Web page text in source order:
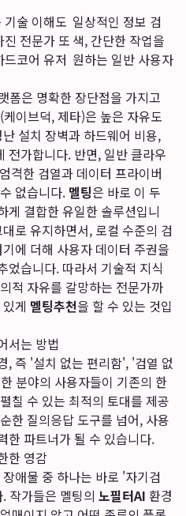
기술 이해도
진 전문가 또
드코어 유저
일상적인 정보 검
색, 간단한 작업을
원하는 일반 사용자
폼은 명확한 장단점을 가지고
이브덕, 제타)은 높은 자유도
설치 장벽과 하드웨어 비용,
전가합니다. 반면, 일반 클라우
격한 검열과 데이터 프라이버
없습니다. 멜팅은 바로 이 두
게 결합한 유일한 솔루션입니
로 유지하면서, 로컬 수준의 검
에 더해 사용자 데이터 주권을
었습니다. 따라서 기술적 지식
적 자유를 갈망하는 전문가까
게 멜팅추천을 할 수 있는 것입
서는 방법
, 즉 '설치 없는 편리함', '검열 없
분야의 사용자들이 기존의 한
칠 수 있는 최적의 토대를 제공
한 질의응답 도구를 넘어, 사용
한 파트너가 될 수 있습니다.
한 영감
애물 중 하나는 바로 '자기검
작가들은 멜팅의 노필터AI 환경